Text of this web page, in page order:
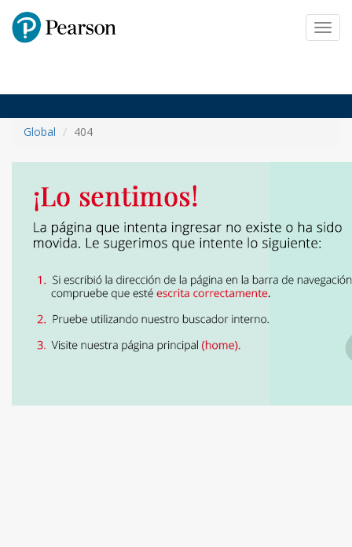
Pearson
Global 404